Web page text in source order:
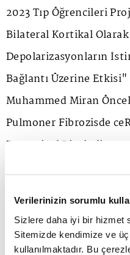
Verilerinizin sorumlu
Sizlere daha iyi bir hizmet
Sitemizde kendimize ve
kullanılmaktadır. Bu
2023 Tıp Öğrencileri
Bilateral Kortikal Olarak
Depolarizasyonların
Bağlantı Üzerine Etkisi"
Muhammed Miran
Pulmoner Fibrozisde
Potansiyel Biyobelirteç
Sistem Biyolojisi